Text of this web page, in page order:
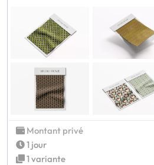
Montant privé
1 jour
1 variante